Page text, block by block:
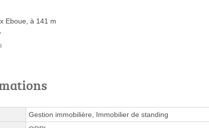
Eboue, à 141 m
Gestion immobilière, Immobilier de standing